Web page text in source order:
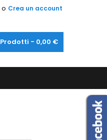
o Crea un account
Prodotti - 0,00 €